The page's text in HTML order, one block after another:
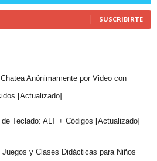
SUSCRIBIRTE
Anónimamente por Video con
[Actualizado]
Teclado: ALT + Códigos [Actualizado]
Juegos y Clases Didácticas para Niños